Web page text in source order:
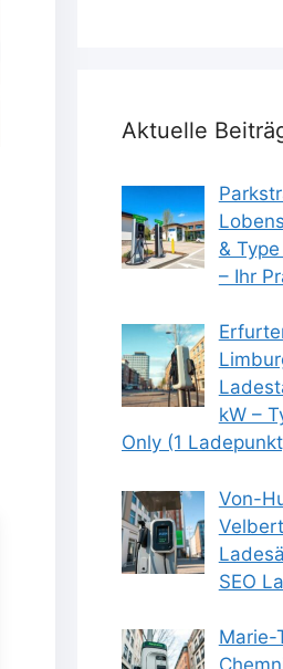
Aktuelle
&
– Ihr
kW –
Only (1
Von-
SEO
Marie-